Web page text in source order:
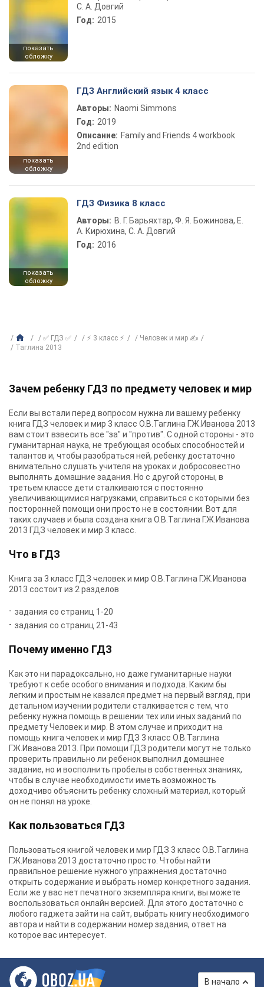
показать
обложку
С. А. Довгий
Год: 2015
показать
обложку
ГДЗ Английский язык 4 класс
Авторы: Naomi Simmons
Год: 2019
Описание: Family and Friends 4 workbook
2nd edition
показать
обложку
ГДЗ Физика 8 класс
Авторы: В. Г. Барьяхтар, Ф. Я. Божинова, Е.
А. Кирюхина, С. А. Довгий
Год: 2016
✅ ГДЗ ✅ ⚡ 3 класс ⚡
Человек и мир ✍
Таглина 2013
Зачем ребенку ГДЗ по предмету человек и мир
Если вы встали перед вопросом нужна ли вашему ребенку
книга ГДЗ человек и мир 3 класс О.В.Таглина Г.Ж.Иванова 2013
вам стоит взвесить все "за" и "против". С одной стороны - это
гуманитарная наука, не требующая особых способностей и
талантов и, чтобы разобраться ней, ребенку достаточно
внимательно слушать учителя на уроках и добросовестно
выполнять домашние задания. Но с другой стороны, в
третьем классе дети сталкиваются с постоянно
увеличивающимися нагрузками, справиться с которыми без
посторонней помощи они просто не в состоянии. Вот для
таких случаев и была создана книга О.В.Таглина Г.Ж.Иванова
2013 ГДЗ человек и мир 3 класс.
Что в ГДЗ
Книга за 3 класс ГДЗ человек и мир О.В.Таглина Г.Ж.Иванова
2013 состоит из 2 разделов
задания со страниц 1-20
задания со страниц 21-43
Почему именно ГДЗ
Как это ни парадоксально, но даже гуманитарные науки
требуют к себе особого внимания и подхода. Каким бы
легким и простым не казался предмет на первый взгляд, при
детальном изучении родители сталкивается с тем, что
ребенку нужна помощь в решении тех или иных заданий по
предмету Человек и мир. В этом случае и приходит на
помощь книга человек и мир ГДЗ 3 класс О.В.Таглина
Г.Ж.Иванова 2013. При помощи ГДЗ родители могут не только
проверить правильно ли ребенок выполнил домашнее
задание, но и восполнить пробелы в собственных знаниях,
чтобы в случае необходимости иметь возможность
доходчиво объяснить ребенку сложный материал, который
он не понял на уроке.
Как пользоваться ГДЗ
Пользоваться книгой человек и мир ГДЗ 3 класс О.В.Таглина
Г.Ж.Иванова 2013 достаточно просто. Чтобы найти
правильное решение нужного упражнения достаточно
открыть содержание и выбрать номер конкретного задания.
Если же у вас нет печатного экземпляра книги, вы можете
воспользоваться онлайн версией. Для этого достаточно с
любого гаджета зайти на сайт, выбрать книгу необходимого
автора и найти в содержании номер задания, ответ на
которое вас интересует.
В начало